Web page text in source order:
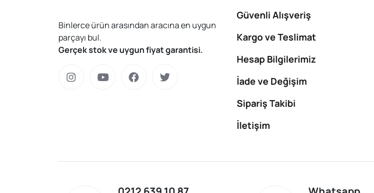
Binlerce ürün arasından aracına en uygun
parçayı bul.
Gerçek stok ve uygun fiyat garantisi.
Güvenli Alışveriş
Kargo ve Teslimat
Hesap Bilgilerimiz
İade ve Değişim
Sipariş Takibi
İletişim